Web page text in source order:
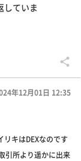
していま
年12月01日 12:35
キはDEXなのです
引所より遥かに出来